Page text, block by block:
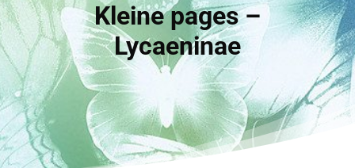
Kleine pages –
Lycaeninae